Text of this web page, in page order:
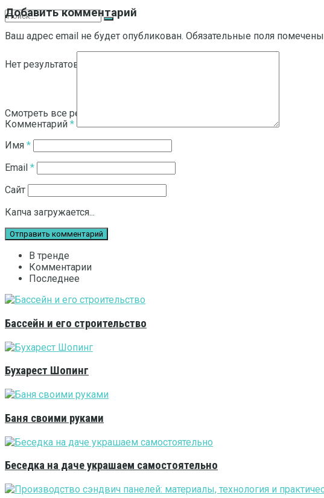
Нет результатов
Смотреть все результаты
Добавить комментарий
Ваш адрес email не будет опубликован. Обязательные поля помечены
Комментарий *
Имя *
Email *
Сайт
Капча загружается...
В тренде
Комментарии
Последнее
Бассейн и его строительство
Бухарест Шопинг
Баня своими руками
Беседка на даче украшаем самостоятельно